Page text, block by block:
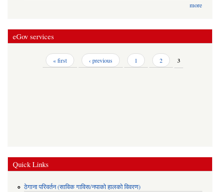
more
eGov services
« first ‹ previous 1 2 3
Quick Links
ठेगाना परिवर्तन (साविक गाविस/नपाको हालको विवरण)